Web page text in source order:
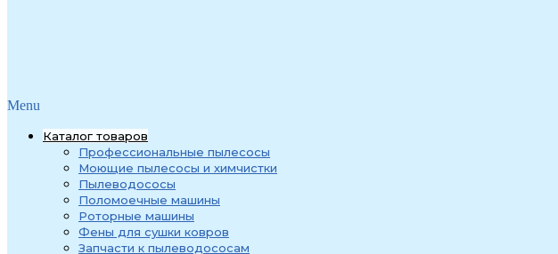
Menu
Каталог товаров
Профессиональные пылесосы
Моющие пылесосы и химчистки
Пылеводососы
Поломоечные машины
Роторные машины
Фены для сушки ковров
Запчасти к пылеводососам